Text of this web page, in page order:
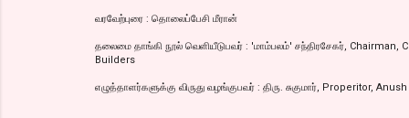
வரவேற்புரை : தொலைப்பேசி மீரான்
தலைமை தாங்கி நூல் வெளியீடுபவர் : 'மாம்பலம்' சந்திரசேகர், Chairman,
Builders
எழுத்தாளர்களுக்கு விருது வழங்குபவர் : திரு. சுகுமார், Properitor,